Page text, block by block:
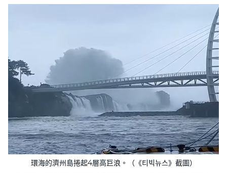
環海的濟州島捲起4層高巨浪。（《티빅뉴스》截圖）